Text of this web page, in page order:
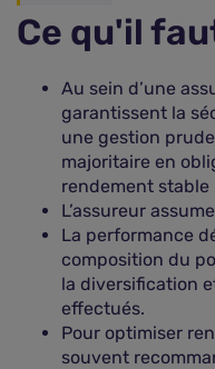
Ce qu'il
Au sein d’une
garantissent la
une gestion
majoritaire en
rendement stable
L’assureur
La performance
composition du
la diversification
effectués.
Pour optimiser
souvent